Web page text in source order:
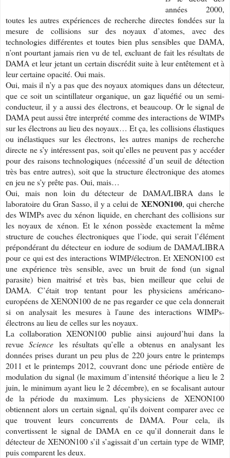
années 2000,
toutes les autres expériences de recherche directes fondées sur la
mesure de collisions sur des noyaux d’atomes, avec des
technologies différentes et toutes bien plus sensibles que DAMA,
n’ont pourtant jamais rien vu de tel, excluant de fait les résultats de
DAMA et leur jetant un certain discrédit suite à leur entêtement et à
leur certaine opacité. Oui mais.
Oui, mais il n’y a pas que des noyaux atomiques dans un détecteur,
que ce soit un scintillateur organique, un gaz liquéfié ou un semi-
conducteur, il y a aussi des électrons, et beaucoup. Or le signal de
DAMA peut aussi être interprété comme des interactions de WIMPs
sur les électrons au lieu des noyaux… Et ça, les collisions élastiques
ou inélastiques sur les électrons, les autres manips de recherche
directe ne s’y intéressent pas, soit qu’elles ne peuvent pas y accéder
pour des raisons technologiques (nécessité d’un seuil de détection
très bas entre autres), soit que la structure électronique des atomes
en jeu ne s’y prête pas. Oui, mais…
Oui, mais non loin du détecteur de DAMA/LIBRA dans le
laboratoire du Gran Sasso, il y a celui de XENON100, qui cherche
des WIMPs avec du xénon liquide, en cherchant des collisions sur
les noyaux de xénon. Et le xénon possède exactement la même
structure de couches électroniques que l’iode, qui serait l’élément
prépondérant du détecteur en iodure de sodium de DAMA/LIBRA
pour ce qui est des interactions WIMP/électron. Et XENON100 est
une expérience très sensible, avec un bruit de fond (un signal
parasite) bien maitrisé et très bas, bien meilleur que celui de
DAMA. C’était trop tentant pour les physiciens américano-
européens de XENON100 de ne pas regarder ce que cela donnerait
si on analysait les mesures à l'aune des interactions WIMPs-
électrons au lieu de celles sur les noyaux.
La collaboration XENON100 publie ainsi aujourd’hui dans la
revueScience les résultats qu’elle a obtenus en analysant les
données prises durant un peu plus de 220 jours entre le printemps
2011 et le printemps 2012, couvrant donc une période entière de
modulation du signal (le maximum d’intensité théorique a lieu le 2
juin, le minimum ayant lieu le 2 décembre), en se focalisant autour
de la période du maximum. Les physiciens de XENON100
obtiennent alors un certain signal, qu’ils doivent comparer avec ce
que trouvent leurs concurrents de DAMA. Pour cela, ils
convertissent le signal de DAMA en ce qu’il donnerait dans le
détecteur de XENON100 s’il s’agissait d’un certain type de WIMP,
puis comparent les deux.